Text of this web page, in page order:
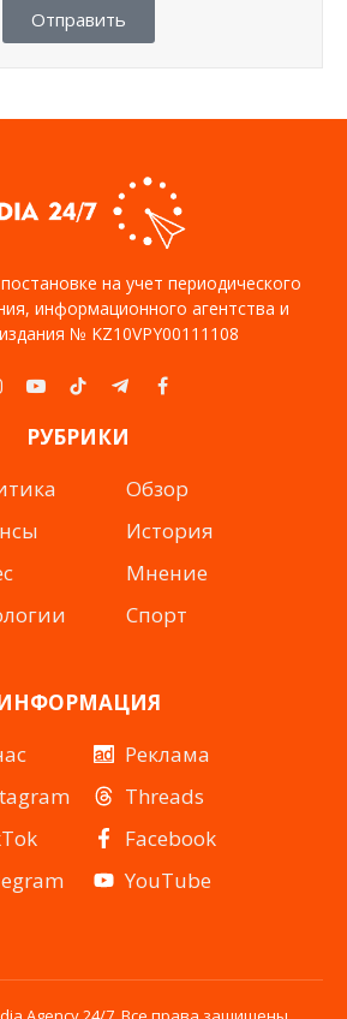
Отправить
на учет периодического
информационного агентства и
№ KZ10VPY00111108
YouTubeTikTokTelegramFacebook
РУБРИКИ
Обзор
История
Мнение
Спорт
Реклама
Threads
Facebook
YouTube